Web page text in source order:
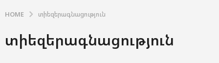
HOME տիեզերագնացություն
տիեզերագնացություն